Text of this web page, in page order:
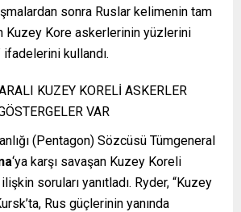
sonra Ruslar kelimenin tam
Kuzey Kore askerlerinin yüzlerini
ifadelerini kullandı.
KUZEY KORELİ ASKERLER
VAR
(Pentagon) Sözcüsü Tümgeneral
‘ya karşı savaşan Kuzey Koreli
soruları yanıtladı. Ryder, “Kuzey
Rus güçlerinin yanında